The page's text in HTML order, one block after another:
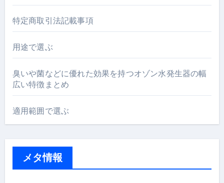
特定商取引法記載事項
用途で選ぶ
臭いや菌などに優れた効果を持つオゾン水発生器の幅
広い特徴まとめ
適用範囲で選ぶ
メタ情報